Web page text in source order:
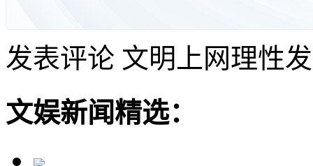
发表评论 文明上网理性
文娱新闻精选：